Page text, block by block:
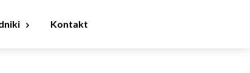
Kontakt